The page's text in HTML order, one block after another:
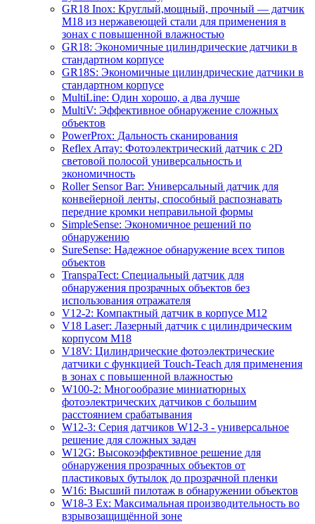
GR18 Inox: Круглый,мощный, прочный — датчик
M18 из нержавеющей стали для применения в
зонах с повышенной влажностью
GR18: Экономичные цилиндрические датчики в
стандартном корпусе
GR18S: Экономичные цилиндрические датчики в
стандартном корпусе
MultiLine: Один хорошо, а два лучше
MultiV: Эффективное обнаружение сложных
объектов
PowerProx: Дальность сканирования
Reflex Array: Фотоэлектрический датчик с 2D
световой полосой универсальность и
экономичность
Roller Sensor Bar: Универсальный датчик для
конвейерной ленты, способный распознавать
передние кромки неправильной формы
SimpleSense: Экономичное решений по
обнаружению
SureSense: Надежное обнаружение всех типов
объектов
TranspaTect: Специальный датчик для
обнаружения прозрачных объектов без
использования отражателя
V12-2: Компактный датчик в корпусе M12
V18 Laser: Лазерный датчик с цилиндрическим
корпусом M18
V18V: Цилиндрические фотоэлектрические
датчики с функцией Touch-Teach для применения
в зонах с повышенной влажностью
W100-2: Многообразие миниатюрных
фотоэлектрических датчиков с большим
расстоянием срабатывания
W12-3: Серия датчиков W12-3 - универсальное
решение для сложных задач
W12G: Высокоэффективное решение для
обнаружения прозрачных объектов от
пластиковых бутылок до прозрачной пленки
W16: Высший пилотаж в обнаружении объектов
W18-3 Ex: Максимальная производительность во
взрывозащищённой зоне